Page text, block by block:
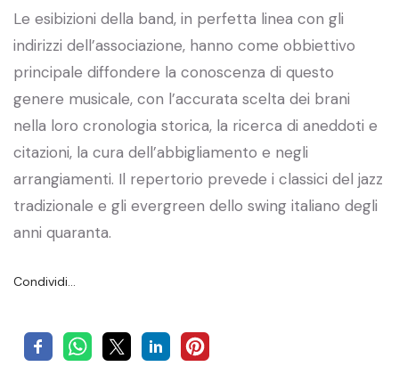
Le esibizioni della band, in perfetta linea con gli
indirizzi dell’associazione, hanno come obbiettivo
principale diffondere la conoscenza di questo
genere musicale, con l’accurata scelta dei brani
nella loro cronologia storica, la ricerca di aneddoti e
citazioni, la cura dell’abbigliamento e negli
arrangiamenti. Il repertorio prevede i classici del jazz
tradizionale e gli evergreen dello swing italiano degli
anni quaranta.
Condividi…